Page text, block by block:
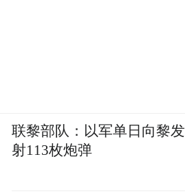
联黎部队：以军单日向黎发
射113枚炮弹